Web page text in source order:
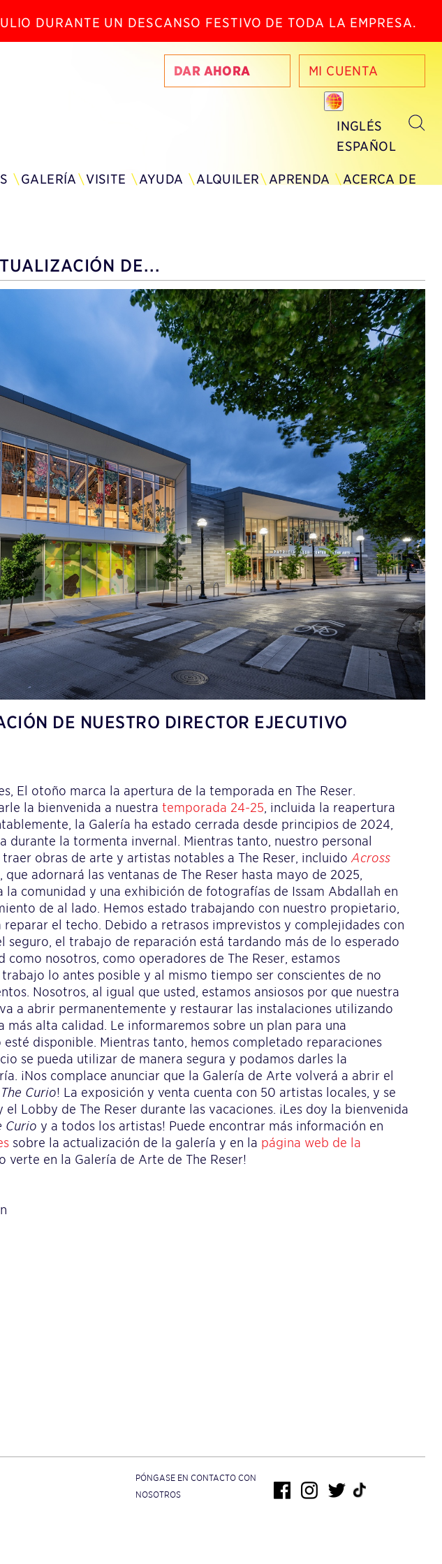
DURANTE UN DESCANSO FESTIVO DE TODA LA EMPRESA.
DAR AHORA MI CUENTA
INGLÉS
ESPAÑOL
GALERÍA VISITE AYUDA ALQUILER APRENDA ACERCA DE
DE...
DE NUESTRO DIRECTOR EJECUTIVO
El otoño marca la apertura de la temporada en The Reser.
la bienvenida a nuestra temporada 24-25, incluida la reapertura
la Galería ha estado cerrada desde principios de 2024,
durante la tormenta invernal. Mientras tanto, nuestro personal
obras de arte y artistas notables a The Reser, incluidoAcross
, que adornará las ventanas de The Reser hasta mayo de 2025,
la comunidad y una exhibición de fotografías de Issam Abdallah en
de al lado. Hemos estado trabajando con nuestro propietario,
reparar el techo. Debido a retrasos imprevistos y complejidades con
seguro, el trabajo de reparación está tardando más de lo esperado
como nosotros, como operadores de The Reser, estamos
lo antes posible y al mismo tiempo ser conscientes de no
Nosotros, al igual que usted, estamos ansiosos por que nuestra
a abrir permanentemente y restaurar las instalaciones utilizando
más alta calidad. Le informaremos sobre un plan para una
disponible. Mientras tanto, hemos completado reparaciones
se pueda utilizar de manera segura y podamos darles la
¡Nos complace anunciar que la Galería de Arte volverá a abrir el
The Curio! La exposición y venta cuenta con 50 artistas locales, y se
el Lobby de The Reser durante las vacaciones. ¡Les doy la bienvenida
Curio y a todos los artistas! Puede encontrar más información en
sobre la actualización de la galería y en la página web de la
verte en la Galería de Arte de The Reser!
PÓNGASE EN CONTACTO CON
NOSOTROS